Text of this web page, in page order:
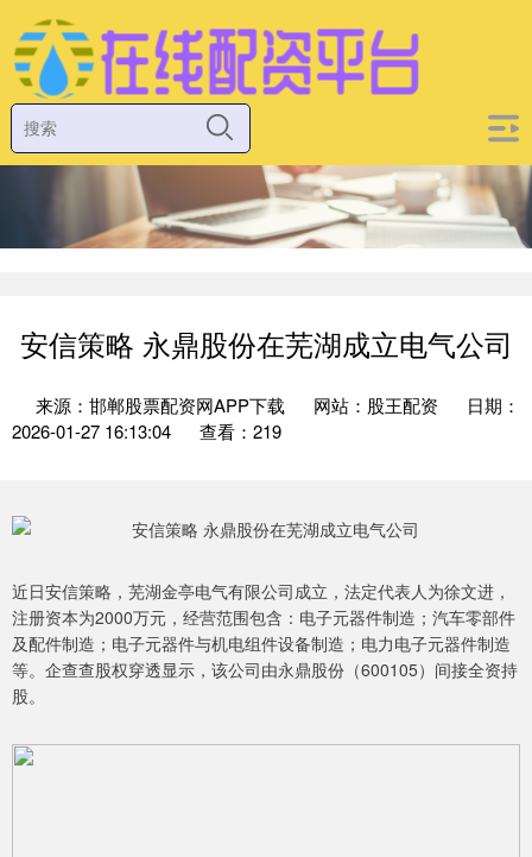
安信策略 永鼎股份在芜湖成立电气公司
来源：邯郸股票配资网APP下载 网站：股王配资
日期：
2026-01-27 16:13:04
查看：219
近日安信策略，芜湖金亭电气有限公司成立，法定代表人为徐文进，
注册资本为2000万元，经营范围包含：电子元器件制造；汽车零部件
及配件制造；电子元器件与机电组件设备制造；电力电子元器件制造
等。企查查股权穿透显示，该公司由永鼎股份（600105）间接全资持
股。